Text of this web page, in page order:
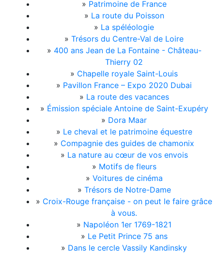
» Patrimoine de France
» La route du Poisson
» La spéléologie
» Trésors du Centre-Val de Loire
» 400 ans Jean de La Fontaine - Château-
Thierry 02
» Chapelle royale Saint-Louis
» Pavillon France – Expo 2020 Dubai
» La route des vacances
» Émission spéciale Antoine de Saint-Exupéry
» Dora Maar
» Le cheval et le patrimoine équestre
» Compagnie des guides de chamonix
» La nature au cœur de vos envois
» Motifs de fleurs
» Voitures de cinéma
» Trésors de Notre-Dame
» Croix-Rouge française - on peut le faire grâce
à vous.
» Napoléon 1er 1769-1821
» Le Petit Prince 75 ans
» Dans le cercle Vassily Kandinsky